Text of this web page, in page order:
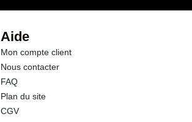
Aide
Mon compte client
Nous contacter
FAQ
Plan du site
CGV